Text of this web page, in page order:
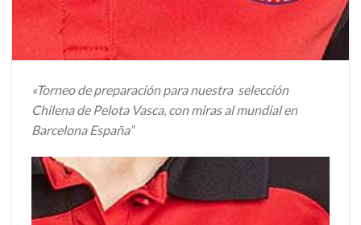
«Torneo de preparación para nuestra selección
Chilena de Pelota Vasca, con miras al mundial en
Barcelona España”